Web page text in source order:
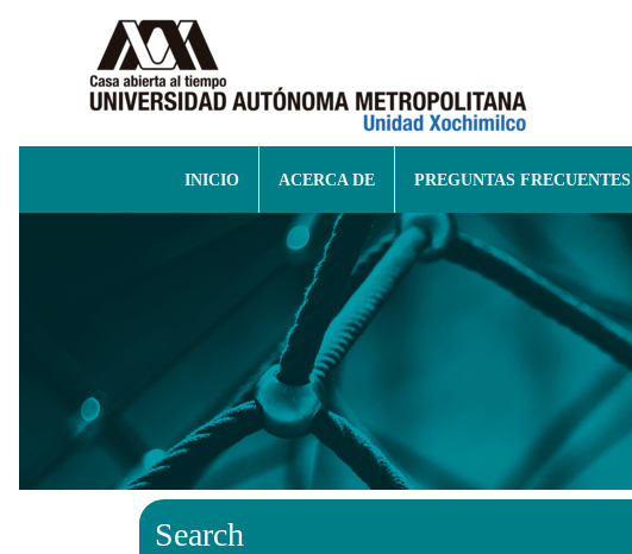
INICIO ACERCA DE PREGUNTAS FRECUENTES
Search